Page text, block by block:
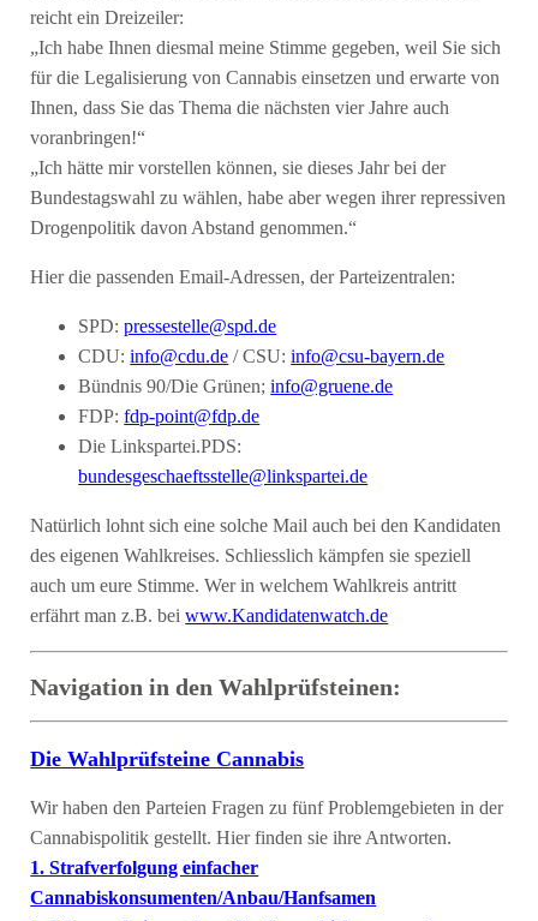
reicht ein Dreizeiler:
„Ich habe Ihnen diesmal meine Stimme gegeben, weil Sie sich
für die Legalisierung von Cannabis einsetzen und erwarte von
Ihnen, dass Sie das Thema die nächsten vier Jahre auch
voranbringen!“
„Ich hätte mir vorstellen können, sie dieses Jahr bei der
Bundestagswahl zu wählen, habe aber wegen ihrer repressiven
Drogenpolitik davon Abstand genommen.“
Hier die passenden Email-Adressen, der Parteizentralen:
SPD:pressestelle@spd.de
CDU:info@cdu.de / CSU:info@csu-bayern.de
Bündnis 90/Die Grünen;info@gruene.de
FDP:fdp-point@fdp.de
Die Linkspartei.PDS:
bundesgeschaeftsstelle@linkspartei.de
Natürlich lohnt sich eine solche Mail auch bei den Kandidaten
des eigenen Wahlkreises. Schliesslich kämpfen sie speziell
auch um eure Stimme. Wer in welchem Wahlkreis antritt
erfährt man z.B. beiwww.Kandidatenwatch.de
Navigation in den Wahlprüfsteinen:
Die Wahlprüfsteine Cannabis
Wir haben den Parteien Fragen zu fünf Problemgebieten in der
Cannabispolitik gestellt. Hier finden sie ihre Antworten.
1. Strafverfolgung einfacher
Cannabiskonsumenten/Anbau/Hanfsamen